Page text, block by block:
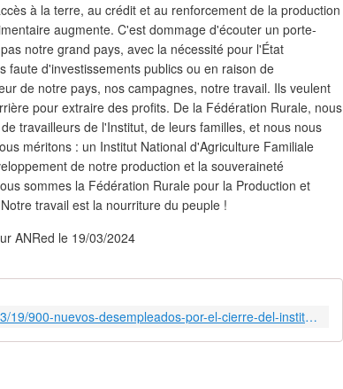
à la terre, au crédit et au renforcement de la production
augmente. C'est dommage d'écouter un porte-
notre grand pays, avec la nécessité pour l'État
faute d'investissements publics ou en raison de
de notre pays, nos campagnes, notre travail. Ils veulent
pour extraire des profits. De la Fédération Rurale, nous
travailleurs de l'Institut, de leurs familles, et nous nous
méritons : un Institut National d'Agriculture Familiale
de notre production et la souveraineté
sommes la Fédération Rurale pour la Production et
travail est la nourriture du peuple !
ANRed le 19/03/2024
https://www.anred.org/2024/03/19/900-nuevos-desempleados-por-el-cierre-del-instituto-nacional-de-la-agricultura-familiar-campesina-e-indigena/